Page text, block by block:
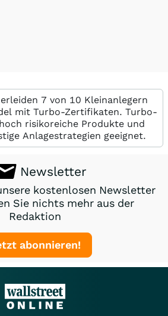
7 von 10 Kleinanlegern
mit Turbo-Zertifikaten. Turbo-
risikoreiche Produkte und
Anlagestrategien geeignet.
Newsletter
kostenlosen Newsletter
Sie nichts mehr aus der
Redaktion
abonnieren!